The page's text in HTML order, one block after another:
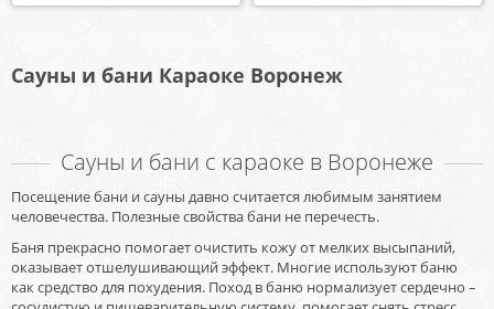
Сауны и бани Караоке Воронеж
Сауны и бани с караоке в Воронеже
Посещение бани и сауны давно считается любимым занятием
человечества. Полезные свойства бани не перечесть.
Баня прекрасно помогает очистить кожу от мелких высыпаний,
оказывает отшелушивающий эффект. Многие используют баню
как средство для похудения. Поход в баню нормализует сердечно –